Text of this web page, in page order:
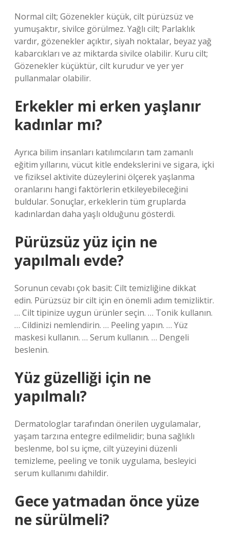
Normal cilt; Gözenekler küçük, cilt pürüzsüz ve
yumuşaktır, sivilce görülmez. Yağlı cilt; Parlaklık
vardır, gözenekler açıktır, siyah noktalar, beyaz yağ
kabarcıkları ve az miktarda sivilce olabilir. Kuru cilt;
Gözenekler küçüktür, cilt kurudur ve yer yer
pullanmalar olabilir.
Erkekler mi erken yaşlanır
kadınlar mı?
Ayrıca bilim insanları katılımcıların tam zamanlı
eğitim yıllarını, vücut kitle endekslerini ve sigara, içki
ve fiziksel aktivite düzeylerini ölçerek yaşlanma
oranlarını hangi faktörlerin etkileyebileceğini
buldular. Sonuçlar, erkeklerin tüm gruplarda
kadınlardan daha yaşlı olduğunu gösterdi.
Pürüzsüz yüz için ne
yapılmalı evde?
Sorunun cevabı çok basit: Cilt temizliğine dikkat
edin. Pürüzsüz bir cilt için en önemli adım temizliktir.
… Cilt tipinize uygun ürünler seçin. … Tonik kullanın.
… Cildinizi nemlendirin. … Peeling yapın. … Yüz
maskesi kullanın. … Serum kullanın. … Dengeli
beslenin.
Yüz güzelliği için ne
yapılmalı?
Dermatologlar tarafından önerilen uygulamalar,
yaşam tarzına entegre edilmelidir; buna sağlıklı
beslenme, bol su içme, cilt yüzeyini düzenli
temizleme, peeling ve tonik uygulama, besleyici
serum kullanımı dahildir.
Gece yatmadan önce yüze
ne sürülmeli?